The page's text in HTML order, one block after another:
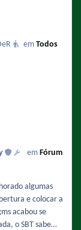
em Todos
em Fórum
algumas
e colocar a
acabou se
o SBT sabe